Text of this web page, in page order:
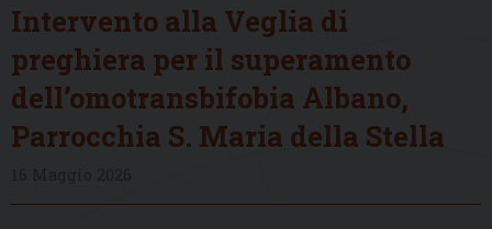
Intervento alla Veglia di
preghiera per il superamento
dell’omotransbifobia Albano,
Parrocchia S. Maria della Stella